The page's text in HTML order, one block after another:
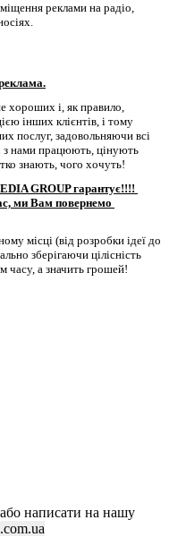
реклами на радіо,
і, як правило,
інших клієнтів, і тому
послуг, задовольняючи всі
з нами працюють, цінують
знають, чого хочуть!
GROUP гарантує!!!!
ми Вам повернемо
місці (від розробки ідеї до
зберігаючи цілісність
часу, а значить грошей!
написати на нашу